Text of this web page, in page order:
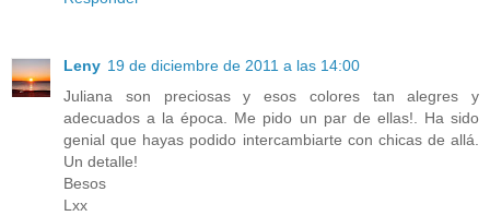
Leny 19 de diciembre de 2011 a las 14:00
Juliana son preciosas y esos colores tan alegres y
adecuados a la época. Me pido un par de ellas!. Ha sido
genial que hayas podido intercambiarte con chicas de allá.
Un detalle!
Besos
Lxx